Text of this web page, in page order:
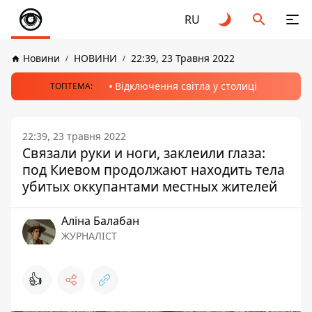
RU
Новини НОВИНИ 22:39, 23 Травня 2022
ТОПТЕМА: Відключення світла у столиці
22:39, 23 травня 2022
Связали руки и ноги, заклеили глаза:
под Киевом продолжают находить тела
убитых оккупантами местных жителей
Аліна Балабан
ЖУРНАЛІСТ
👍